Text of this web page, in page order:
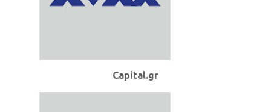
Capital.gr